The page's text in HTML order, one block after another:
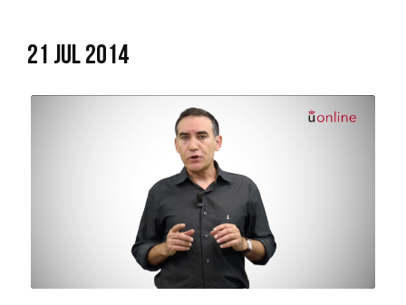
21 JUL 2014